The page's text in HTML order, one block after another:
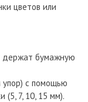
цветов или
держат бумажную
упор) с помощью
(5, 7, 10, 15 мм).